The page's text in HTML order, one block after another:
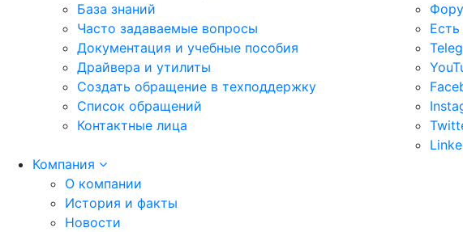
База знаний
Часто задаваемые вопросы
Документация и учебные пособия
Драйвера и утилиты
Создать обращение в техподдержку
Список обращений
Контактные лица
Компания
О компании
История и факты
Новости